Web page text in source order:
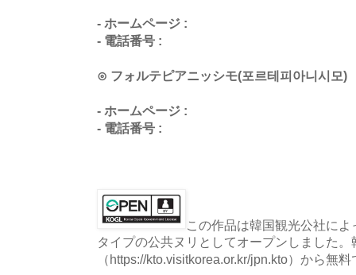
- ホームページ :
- 電話番号 :
⊙ フォルテピアニッシモ(포르테피아니시모)
- ホームページ :
- 電話番号 :
この作品は韓国観光公社に
タイプの公共ヌリとしてオープンしました。
（https://kto.visitkorea.or.kr/jpn.kto）から無